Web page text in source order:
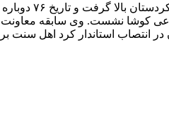
با برگزاری انتخابات
کوشا نشست. وی سابقه معاونت
انتصاب استاندار کرد اهل سنت